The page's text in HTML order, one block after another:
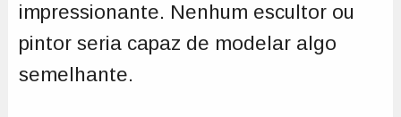
impressionante. Nenhum escultor ou
pintor seria capaz de modelar algo
semelhante.